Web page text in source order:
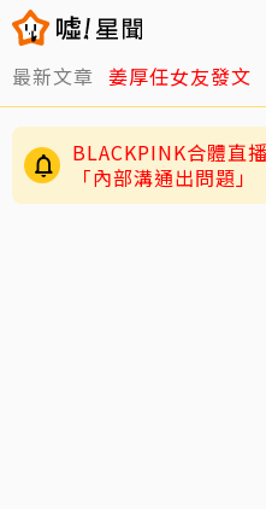
最新文章 姜厚任女友發文
BLACKPINK合體直
「內部溝通出問題」